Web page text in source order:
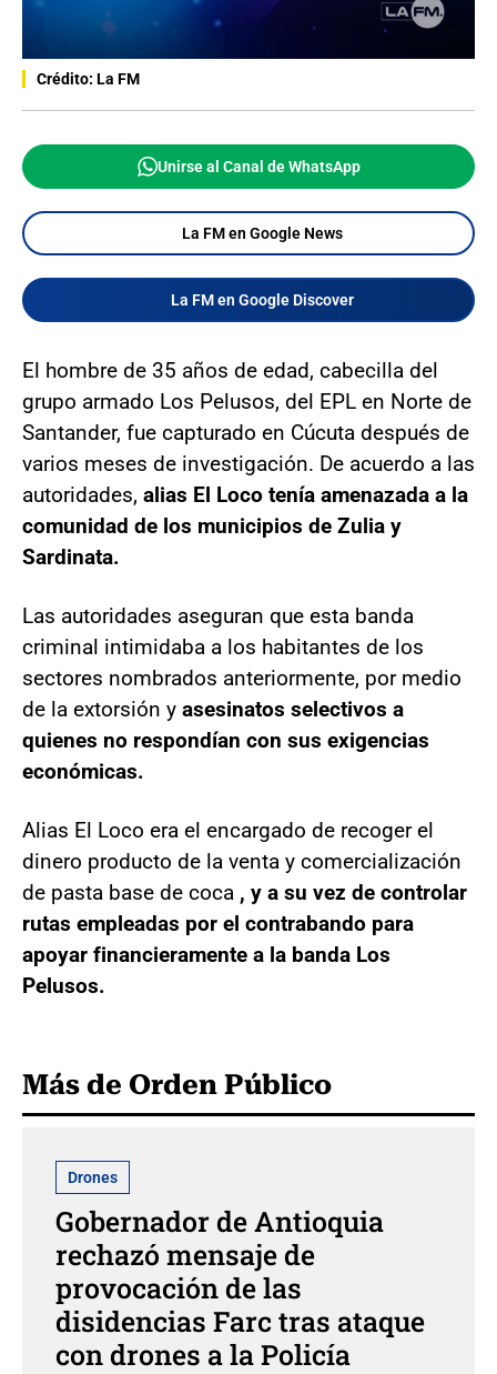
Crédito: La FM
Unirse al Canal de WhatsApp
La FM en Google News
La FM en Google Discover
El hombre de 35 años de edad, cabecilla del
grupo armado Los Pelusos, del EPL en Norte de
Santander, fue capturado en Cúcuta después de
varios meses de investigación. De acuerdo a las
autoridades, alias El Loco tenía amenazada a la
comunidad de los municipios de Zulia y
Sardinata.
Las autoridades aseguran que esta banda
criminal intimidaba a los habitantes de los
sectores nombrados anteriormente, por medio
de la extorsión y asesinatos selectivos a
quienes no respondían con sus exigencias
económicas.
Alias El Loco era el encargado de recoger el
dinero producto de la venta y comercialización
de pasta base de coca , y a su vez de controlar
rutas empleadas por el contrabando para
apoyar financieramente a la banda Los
Pelusos.
Más de Orden Público
Drones
Gobernador de Antioquia
rechazó mensaje de
provocación de las
disidencias Farc tras ataque
con drones a la Policía